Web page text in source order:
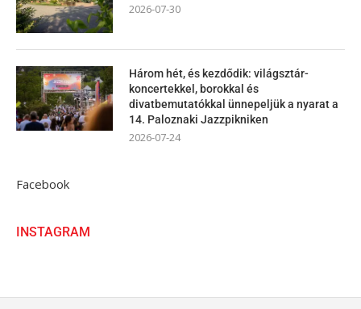
2026-07-30
Három hét, és kezdődik: világsztár-
koncertekkel, borokkal és
divatbemutatókkal ünnepeljük a nyarat a
14. Paloznaki Jazzpikniken
2026-07-24
Facebook
INSTAGRAM